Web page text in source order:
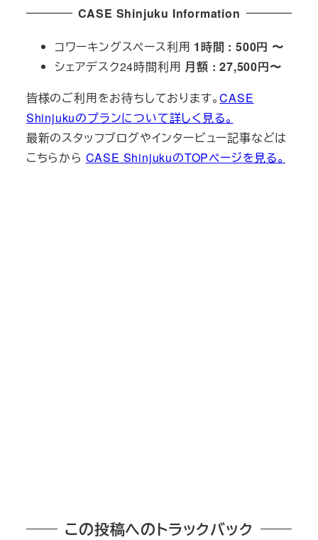
CASE Shinjuku Information
コワーキングスペース利用 1時間 : 500円 〜
シェアデスク24時間利用 月額 : 27,500円〜
皆様のご利用をお待ちしております。CASE
Shinjukuのプランについて詳しく見る。
最新のスタッフブログやインタービュー記事などは
こちらから CASE ShinjukuのTOPページを見る。
この投稿へのトラックバック